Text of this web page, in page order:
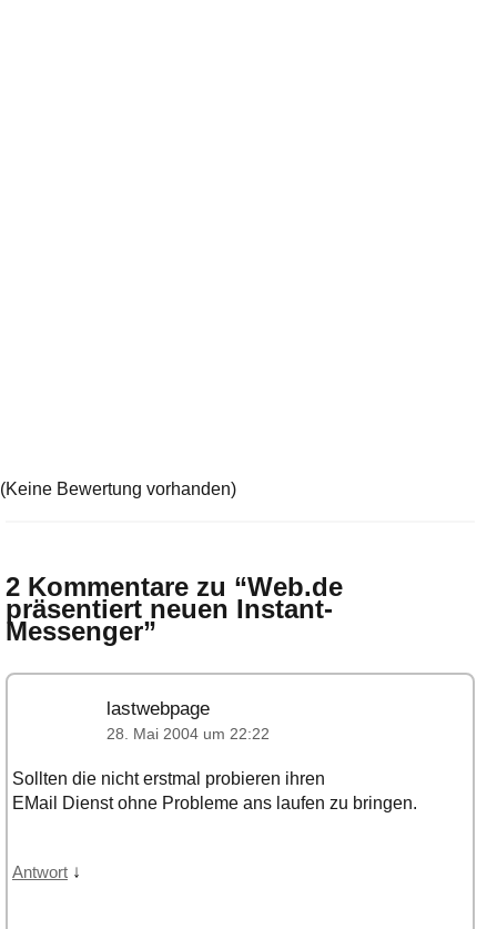
(Keine Bewertung vorhanden)
2 Kommentare zu “Web.de
präsentiert neuen Instant-
Messenger”
lastwebpage
28. Mai 2004 um 22:22
Sollten die nicht erstmal probieren ihren
EMail Dienst ohne Probleme ans laufen zu bringen.
Antwort ↓